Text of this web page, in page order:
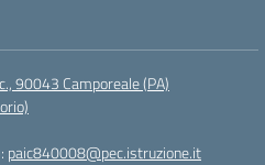
90043 Camporeale (PA)
paic840008@pec.istruzione.it